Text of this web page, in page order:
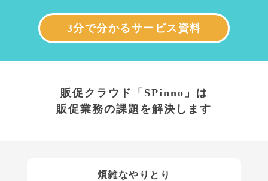
3分で分かるサービス資料
販促クラウド「SPinno」は
販促業務の課題を解決します
煩雑なやりとり